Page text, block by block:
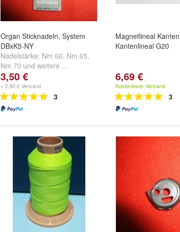
Organ Sticknadeln, System
DBxK5-NY
Nadelstärke: Nm 60, Nm 65,
Nm 70 und weitere ...
3,50 €
+ 2,90 € Versand
3
Magnetlineal
Kantenlineal G20
6,69 €
Kostenloser Versand
3